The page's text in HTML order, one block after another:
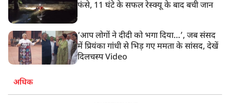
फंसे, 11 घंटे के सफल रेस्क्यू के बाद बची जान
‘आप लोगों ने दीदी को भगा दिया…’, जब संसद
में प्रियंका गांधी से भिड़ गए ममता के सांसद, देखें
दिलचस्प Video
अधिक